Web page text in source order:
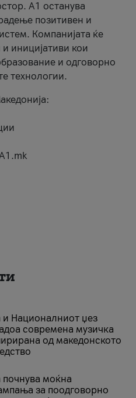
А1 останува
позитивен и
Компанијата ќе
иницијативи кои
и одговорно
технологии.
и Националниот џез
современа музичка
од македонското
почнува моќна
за поодговорно